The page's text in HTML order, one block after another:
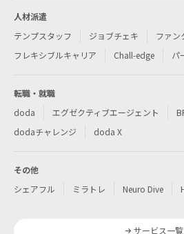
人材派遣
テンプスタッフ
ジョブチェキ
ファン
フレキシブルキャリア
Chall-edge パ
転職・就職
doda
エグゼクティブエージェント
dodaチャレンジ
doda X
その他
シェアフル
ミラトレ Neuro Dive
サービス一覧